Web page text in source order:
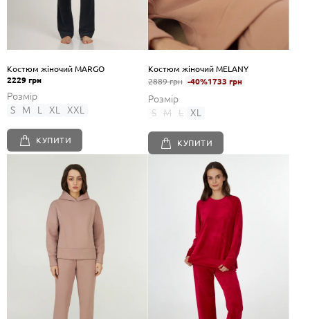
Костюм жіночий MARGO
2229 грн
Розмір
S
M L XL XXL
КУПИТИ
Костюм жіночий MELANY
2889 грн -40%1733 грн
Розмір
S
M L XL
КУПИТИ